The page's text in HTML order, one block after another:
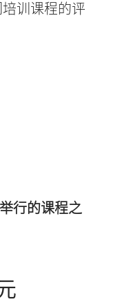
训课程的评
行的课程之